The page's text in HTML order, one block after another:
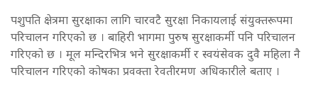
पशुपति क्षेत्रमा सुरक्षाका लागि चारवटै सुरक्षा निकायलाई संयुक्तरूपमा
परिचालन गरिएको छ । बाहिरी भागमा पुरुष सुरक्षाकर्मी पनि परिचालन
गरिएको छ । मूल मन्दिरभित्र भने सुरक्षाकर्मी र स्वयंसेवक दुवै महिला नै
परिचालन गरिएको कोषका प्रवक्ता रेवतीरमण अधिकारीले बताए ।